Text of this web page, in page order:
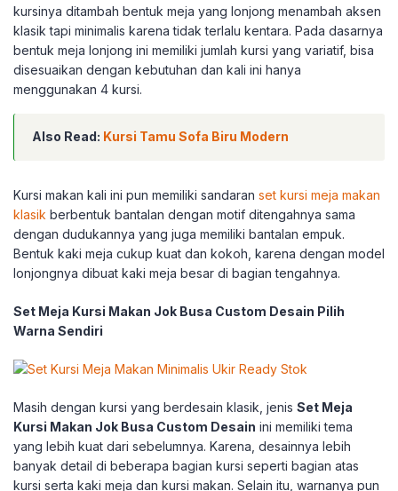
kursinya ditambah bentuk meja yang lonjong menambah aksen
klasik tapi minimalis karena tidak terlalu kentara. Pada dasarnya
bentuk meja lonjong ini memiliki jumlah kursi yang variatif, bisa
disesuaikan dengan kebutuhan dan kali ini hanya
menggunakan 4 kursi.
Also Read: Kursi Tamu Sofa Biru Modern
Kursi makan kali ini pun memiliki sandaran set kursi meja makan
klasik berbentuk bantalan dengan motif ditengahnya sama
dengan dudukannya yang juga memiliki bantalan empuk.
Bentuk kaki meja cukup kuat dan kokoh, karena dengan model
lonjongnya dibuat kaki meja besar di bagian tengahnya.
Set Meja Kursi Makan Jok Busa Custom Desain Pilih
Warna Sendiri
Masih dengan kursi yang berdesain klasik, jenis Set Meja
Kursi Makan Jok Busa Custom Desain ini memiliki tema
yang lebih kuat dari sebelumnya. Karena, desainnya lebih
banyak detail di beberapa bagian kursi seperti bagian atas
kursi serta kaki meja dan kursi makan. Selain itu, warnanya pun